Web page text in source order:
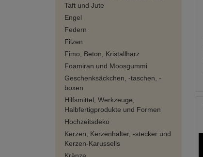
Taft und Jute
Engel
Federn
Filzen
Fimo, Beton, Kristallharz
Foamiran und Moosgummi
Geschenksäckchen, -taschen, -
boxen
Hilfsmittel, Werkzeuge,
Halbfertigprodukte und Formen
Hochzeitsdeko
Kerzen, Kerzenhalter, -stecker und
Kerzen-Karussells